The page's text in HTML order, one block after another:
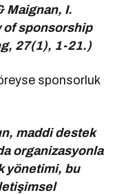
Maignan, I.
of sponsorship
27(1), 1-21.)
sponsorluk
maddi destek
organizasyonla
yönetimi, bu